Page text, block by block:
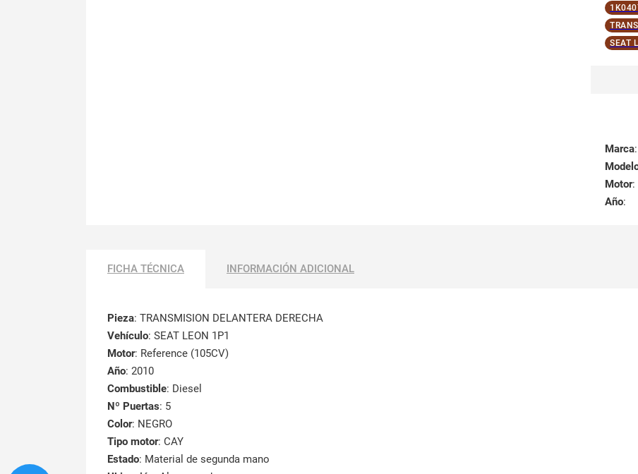
SEAT
Marca:
Motor:
Año:
FICHA TÉCNICA INFORMACIÓN ADICIONAL
Pieza: TRANSMISION DELANTERA DERECHA
Vehículo: SEAT LEON 1P1
Motor: Reference (105CV)
Año: 2010
Combustible: Diesel
Nº Puertas: 5
Color: NEGRO
Tipo motor: CAY
Estado: Material de segunda mano